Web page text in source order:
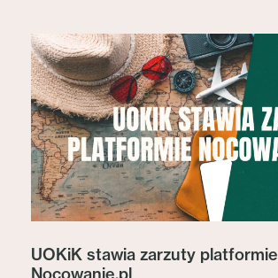
UOKiK stawia zarzuty platformie